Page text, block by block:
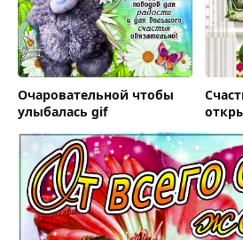
Очаровательной чтобы
улыбалась gif